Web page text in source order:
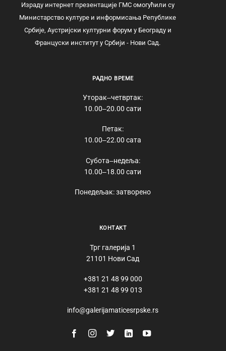
Израду интернет презентације ГМС омогућили су
Министарство културе и информисања Републике
Србије, Аустријски културни форум у Београду и
Француски институт у Србији - Нови Сад.
РАДНО ВРЕМЕ
Уторак‒четвртак:
10.00‒20.00 сати
Петак:
10.00‒22.00 сата
Субота‒недеља:
10.00‒18.00 сати
Понедељак: затворено
КОНТАКТ
Трг галерија 1
21101 Нови Сад
+381 21 48 99 000
+381 21 48 99 013
info@galerijamaticesrpske.rs